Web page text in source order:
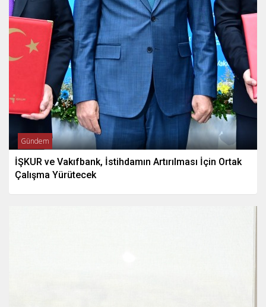
Gündem
İŞKUR ve Vakıfbank, İstihdamın Artırılması İçin Ortak
Çalışma Yürütecek